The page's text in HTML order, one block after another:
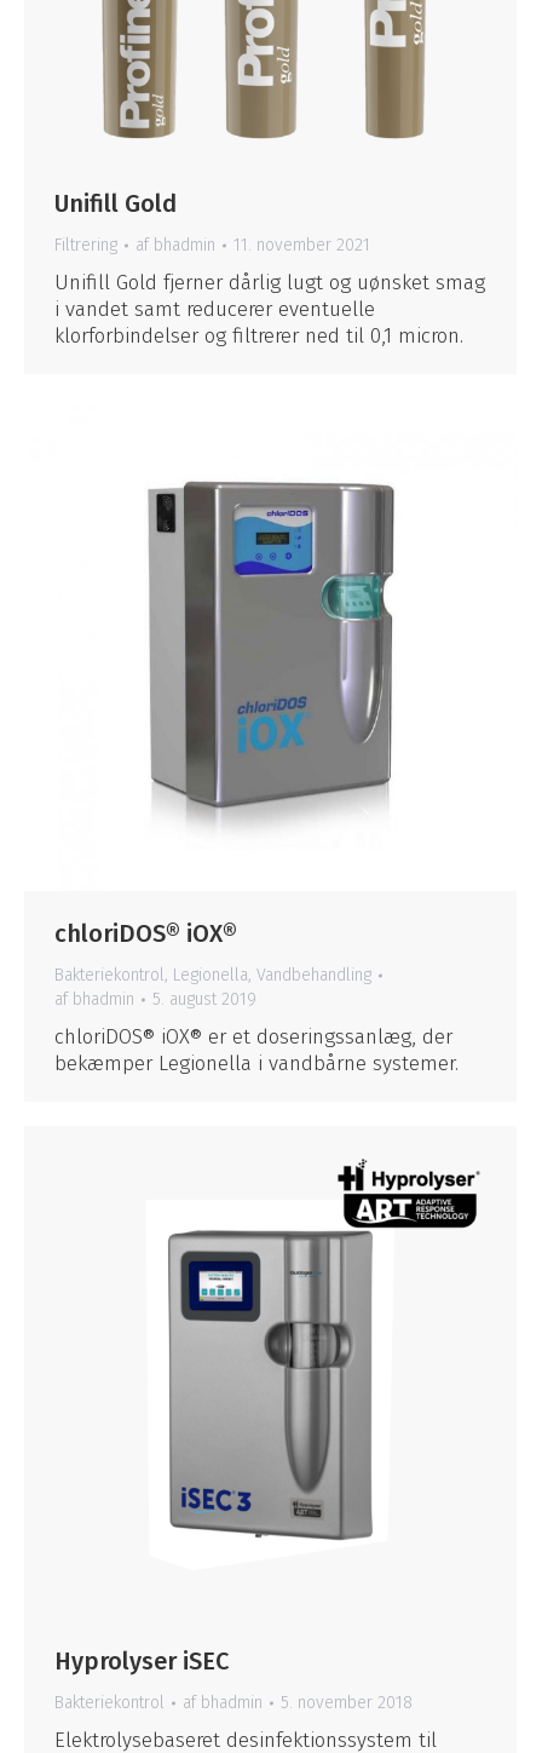
Unifill Gold
Filtrering af bhadmin 11. november 2021
Unifill Gold fjerner dårlig lugt og uønsket smag
i vandet samt reducerer eventuelle
klorforbindelser og filtrerer ned til 0,1 micron.
chloriDOS® iOX®
Bakteriekontrol, Legionella, Vandbehandling
af bhadmin 5. august 2019
chloriDOS® iOX® er et doseringssanlæg, der
bekæmper Legionella i vandbårne systemer.
Hyprolyser iSEC
Bakteriekontrol af bhadmin 5. november 2018
Elektrolysebaseret desinfektionssystem til